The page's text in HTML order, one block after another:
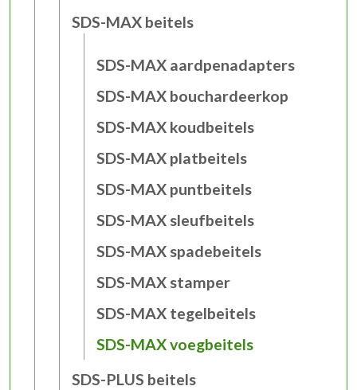
SDS-MAX beitels
SDS-MAX aardpenadapters
SDS-MAX bouchardeerkop
SDS-MAX koudbeitels
SDS-MAX platbeitels
SDS-MAX puntbeitels
SDS-MAX sleufbeitels
SDS-MAX spadebeitels
SDS-MAX stamper
SDS-MAX tegelbeitels
SDS-MAX voegbeitels
SDS-PLUS beitels